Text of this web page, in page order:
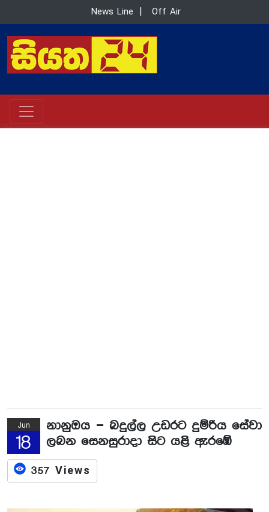
News Line Off Air
Jun
18
නානුඔය – බදුල්ල උඩරට දුම්රිය සේවා
ලබන සෙනසුරාදා සිට යළි ඇරඹේ
357 Views